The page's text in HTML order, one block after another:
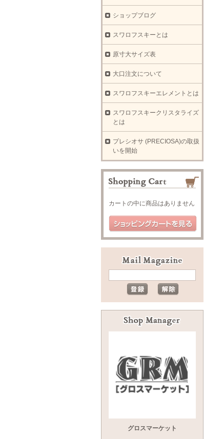
ショップブログ
スワロフスキーとは
原寸大サイズ表
大口注文について
スワロフスキーエレメントとは
スワロフスキークリスタライズ
とは
プレシオサ (PRECIOSA)の取扱
いを開始
カートの中に商品はありません
グロスマーケット